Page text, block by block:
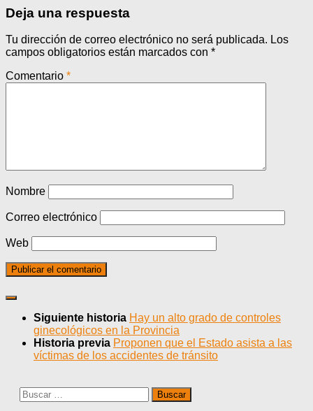
Deja una respuesta
Tu dirección de correo electrónico no será publicada. Los
campos obligatorios están marcados con *
Comentario *
Nombre
Correo electrónico
Web
Siguiente historia Hay un alto grado de controles
ginecológicos en la Provincia
Historia previa Proponen que el Estado asista a las
víctimas de los accidentes de tránsito
Buscar: